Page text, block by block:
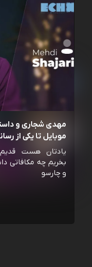
مهدی شجاری و
موبایل تا یکی از
یادتان هست
بخریم چه مکافاتی
و چارسو